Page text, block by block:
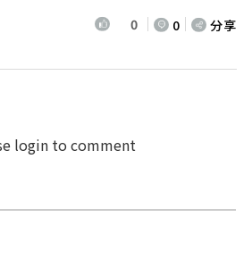
0 0 分享
login to comment